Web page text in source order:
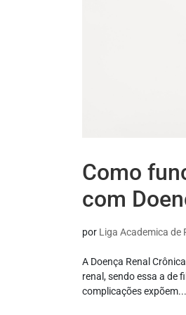
Como
com
por Liga Academica de
A Doença Renal
renal, sendo essa a de
complicações expõem...